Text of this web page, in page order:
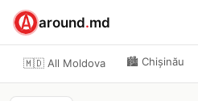
around.md
🇲🇩 All Moldova 🏙️ Chișinău